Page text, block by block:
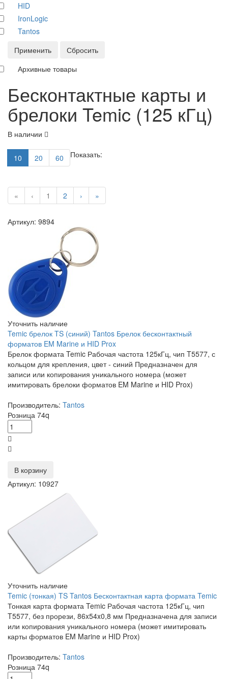
HID
IronLogic
Tantos
Применить
Сбросить
Архивные товары
Бесконтактные карты и
брелоки Temic (125 кГц)
В наличии
Показать:
10 20 60
« ‹ 1 2 › »
Артикул: 9894
Уточнить наличие
Temic брелок TS (синий) Tantos Брелок бесконтактный
форматов EM Marine и HID Prox
Брелок формата Temic Рабочая частота 125кГц, чип T5577, с
кольцом для крепления, цвет - синий Предназначен для
записи или копирования уникального номера (может
имитировать брелоки форматов EM Marine и HID Prox)
Производитель: Tantos
Розница 74q
В корзину
Артикул: 10927
Уточнить наличие
Temic (тонкая) TS Tantos Бесконтактная карта формата Temic
Тонкая карта формата Temic Рабочая частота 125кГц, чип
T5577, без прорези, 86x54x0,8 мм Предназначена для записи
или копирования уникального номера (может имитировать
карты форматов EM Marine и HID Prox)
Производитель: Tantos
Розница 74q